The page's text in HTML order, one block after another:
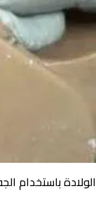
الولادة باستخدام